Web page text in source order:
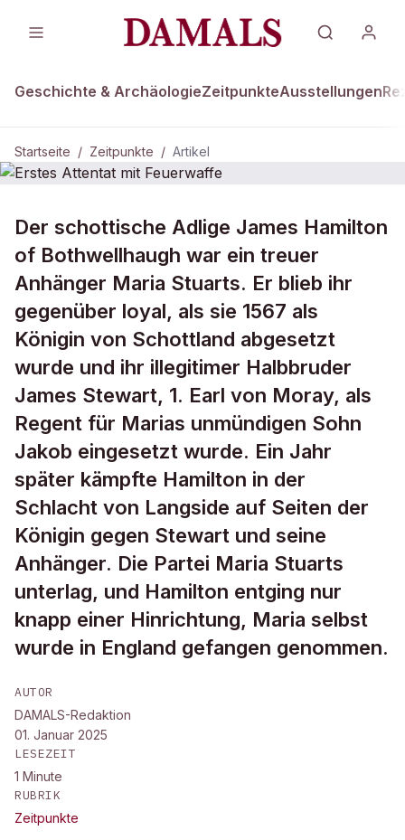
Geschichte & ArchäologieZeitpunkteAusstellungen
Startseite / Zeitpunkte / Artikel
Erstes Attentat mit Feuerwaffe
Der schottische Adlige James Hamilton
of Bothwellhaugh war ein treuer
Anhänger Maria Stuarts. Er blieb ihr
gegenüber loyal, als sie 1567 als
Königin von Schottland abgesetzt
wurde und ihr illegitimer Halbbruder
James Stewart, 1. Earl von Moray, als
Regent für Marias unmündigen Sohn
Jakob eingesetzt wurde. Ein Jahr
später kämpfte Hamilton in der
Schlacht von Langside auf Seiten der
Königin gegen Stewart und seine
Anhänger. Die Partei Maria Stuarts
unterlag, und Hamilton entging nur
knapp einer Hinrichtung, Maria selbst
wurde in England gefangen genommen.
AUTOR
DAMALS-Redaktion
01. Januar 2025
LESEZEIT
1 Minute
RUBRIK
Zeitpunkte